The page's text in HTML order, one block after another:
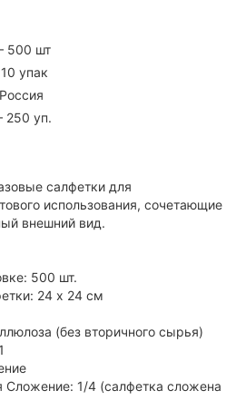
500 шт
упак
уп.
салфетки для
использования, сочетающие
внешний вид.
500 шт.
24 x 24 см
(без вторичного сырья)
Сложение: 1/4 (салфетка сложена